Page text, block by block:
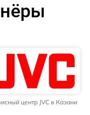
центр JVC в Казани